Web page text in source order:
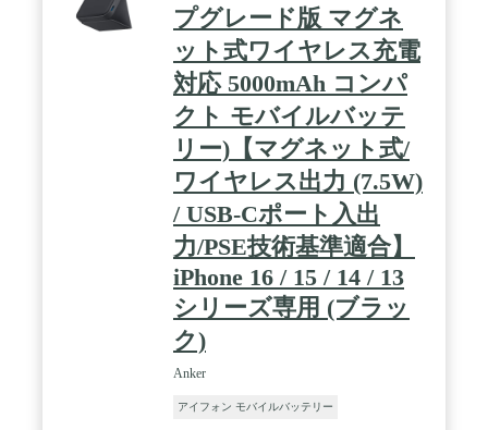
プグレード版 マグネ
ット式ワイヤレス充電
対応 5000mAh コンパ
クト モバイルバッテ
リー)【マグネット式/
ワイヤレス出力 (7.5W)
/ USB-Cポート入出
力/PSE技術基準適合】
iPhone 16 / 15 / 14 / 13
シリーズ専用 (ブラッ
ク)
Anker
アイフォン モバイルバッテリー